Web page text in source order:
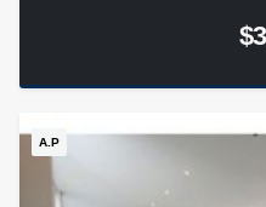
A.P